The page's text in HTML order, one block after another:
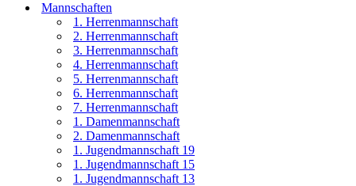
Mannschaften
1. Herrenmannschaft
2. Herrenmannschaft
3. Herrenmannschaft
4. Herrenmannschaft
5. Herrenmannschaft
6. Herrenmannschaft
7. Herrenmannschaft
1. Damenmannschaft
2. Damenmannschaft
1. Jugendmannschaft 19
1. Jugendmannschaft 15
1. Jugendmannschaft 13